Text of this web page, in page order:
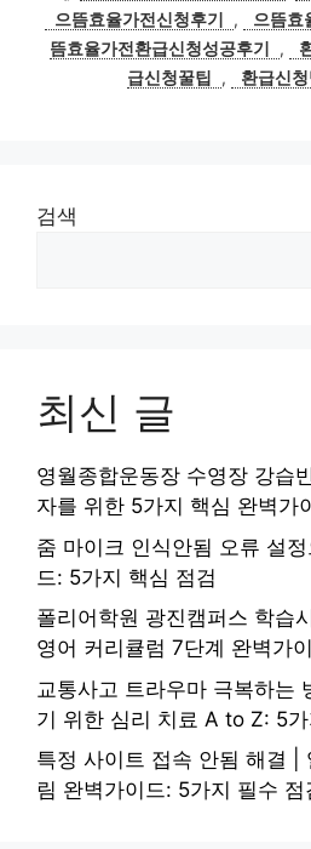
고
리
그
으뜸효율가전신청후기
, 으뜸효
뜸효율가전환급신청성공후기
,
급신청꿀팁
, 환급신
검색
최신 글
영월종합운동장 수영장 강습
자를 위한 5가지 핵심 완벽가
줌 마이크 인식안됨 오류 설
드: 5가지 핵심 점검
폴리어학원 광진캠퍼스 학습
영어 커리큘럼 7단계 완벽가
교통사고 트라우마 극복하는
기 위한 심리 치료 A to Z: 5
특정 사이트 접속 안됨 해결 |
림 완벽가이드: 5가지 필수 점